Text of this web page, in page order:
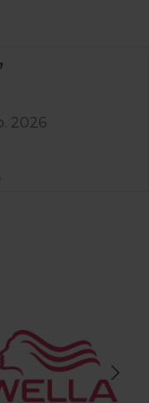
02 apr. 2025